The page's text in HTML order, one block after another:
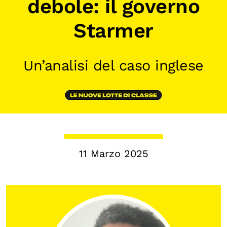
Chi siamo
Archivi del presente
Mostre digitali
I CONTENUTI
Osservatori di ricerca
Progetti Internazionali
Pubblicazioni
Storie di Resistenza, ottant’anni dopo
debole: il governo
Starmer
Un’analisi del caso inglese
11 Marzo 2025